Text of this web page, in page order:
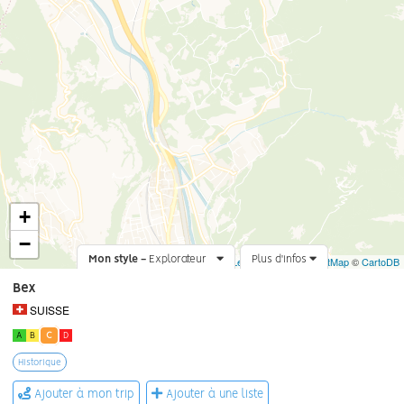
Mon style - Explorateur Plus d'infos
+
−
Leaflet|©OpenStreetMap©CartoDB
Bex
SUISSE
A B C D
Historique
Ajouter à mon trip Ajouter à une liste